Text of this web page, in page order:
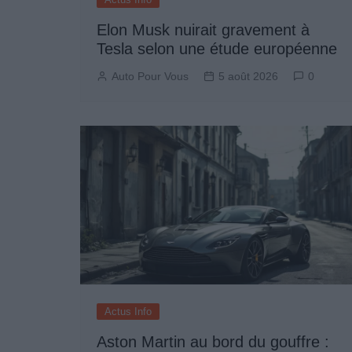
Elon Musk nuirait gravement à
Tesla selon une étude européenne
Auto Pour Vous 5 août 2026 0
Actus Info
Aston Martin au bord du gouffre :